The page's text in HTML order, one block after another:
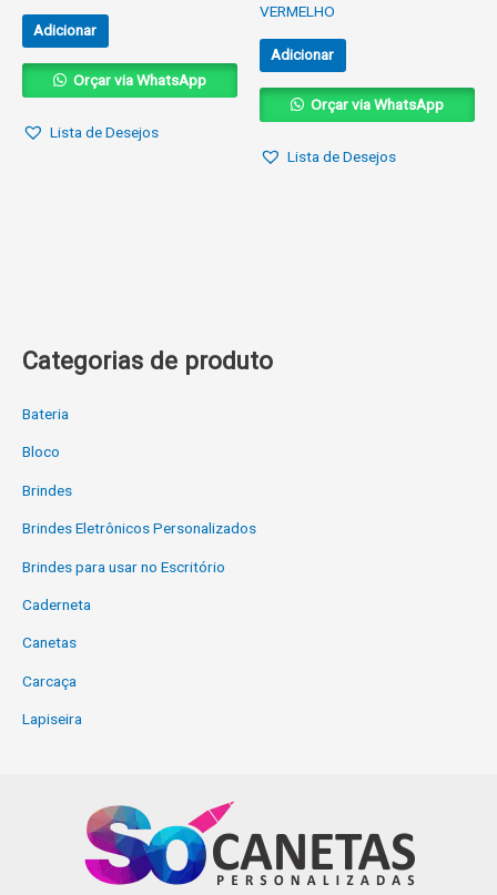
Categorias de produto
Bateria
Bloco
Brindes
Brindes Eletrônicos Personalizados
Brindes para usar no Escritório
Caderneta
Canetas
Carcaça
Lapiseira
Adicionar
Orçar via WhatsApp
Lista de Desejos
VERMELHO
Adicionar
Orçar via WhatsApp
Lista de Desejos